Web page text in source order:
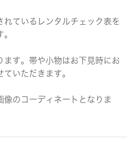
ているレンタルチェック表を
す。帯や小物はお下見時にお
いただきます。
のコーディネートとなりま